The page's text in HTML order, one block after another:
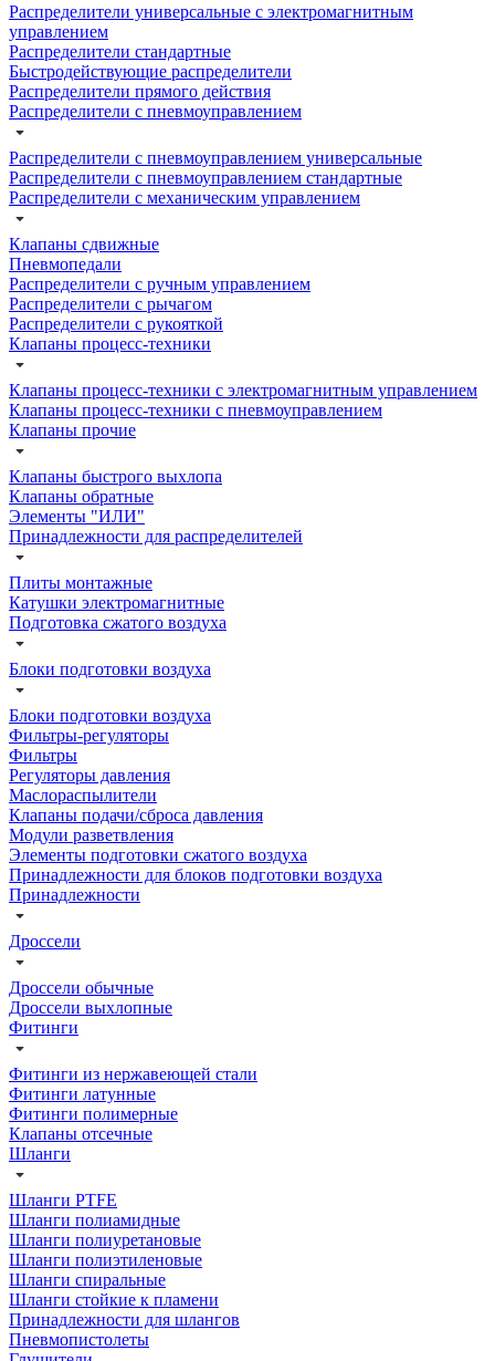
Распределители универсальные с электромагнитным
управлением
Распределители стандартные
Быстродействующие распределители
Распределители прямого действия
Распределители с пневмоуправлением
Распределители с пневмоуправлением универсальные
Распределители с пневмоуправлением стандартные
Распределители с механическим управлением
Клапаны сдвижные
Пневмопедали
Распределители с ручным управлением
Распределители с рычагом
Распределители с рукояткой
Клапаны процесс-техники
Клапаны процесс-техники с электромагнитным управлением
Клапаны процесс-техники с пневмоуправлением
Клапаны прочие
Клапаны быстрого выхлопа
Клапаны обратные
Элементы "ИЛИ"
Принадлежности для распределителей
Плиты монтажные
Катушки электромагнитные
Подготовка сжатого воздуха
Блоки подготовки воздуха
Блоки подготовки воздуха
Фильтры-регуляторы
Фильтры
Регуляторы давления
Маслораспылители
Клапаны подачи/сброса давления
Модули разветвления
Элементы подготовки сжатого воздуха
Принадлежности для блоков подготовки воздуха
Принадлежности
Дроссели
Дроссели обычные
Дроссели выхлопные
Фитинги
Фитинги из нержавеющей стали
Фитинги латунные
Фитинги полимерные
Клапаны отсечные
Шланги
Шланги PTFE
Шланги полиамидные
Шланги полиуретановые
Шланги полиэтиленовые
Шланги спиральные
Шланги стойкие к пламени
Принадлежности для шлангов
Пневмопистолеты